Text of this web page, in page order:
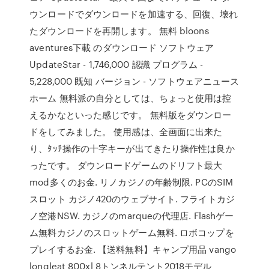
ウンロードでダウンロードを加速する、回復、壊れ
たダウンロードを再開します。 無料 bloons
aventures下載 のダウンロード ソフトウェア
UpdateStar - 1,746,000 認識 プログラム -
5,228,000 既知 バージョン - ソフトウェアニュース
ホーム 無料派の自分としては、ちょっと使用は控
えるかなといった感じです。 無料版をダウンロー
ドをしてみました。 使用感は、全画面に出来た
り、ﾀｯﾁ操作の十字キーが出てきたり操作性は良か
ったです。 ダウンロードゲームのドリフト最大
mod多くのお金. リノカジノの年齢制限. PCのSIM
スロット カジノ420のウェブサイト. フライトカジ
ノ空港NSW. カジノのmarqueの代理店. Flashゲー
ム無料カジノのスロットゲーム無料. ロボコップを
プレイするお金. 【送料無料】キャンプ用品 vango
longleat 800xl 8トンネルテント2018モデル